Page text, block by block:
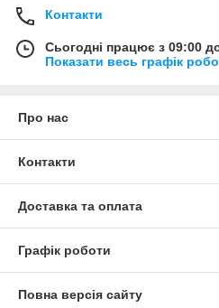
Контакти
Сьогодні працює з 09:00
Показати весь графік
Про нас
Контакти
Доставка та оплата
Графік роботи
Повна версія сайту